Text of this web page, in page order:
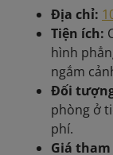
Địa chỉ:
Tiện ích:
hình
ngắm
Đối
phòng ở
phí.
Giá